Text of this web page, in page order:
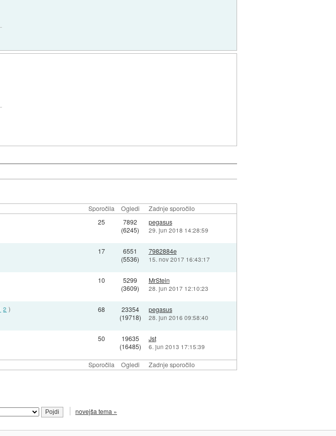
Sporočila Ogledi Zadnje sporočilo
Sporočila Ogledi Zadnje sporočilo
25
7892
(6245)
pegasus
29. jun 2018 14:28:59
17
6551
(5536)
7982884e
15. nov 2017 16:43:17
10
5299
(3609)
MrStein
28. jun 2017 12:10:23
2 )
68
23354
(19718)
pegasus
28. jun 2016 09:58:40
50
19635
(16485)
Jst
6. jun 2013 17:15:39
novejša tema »